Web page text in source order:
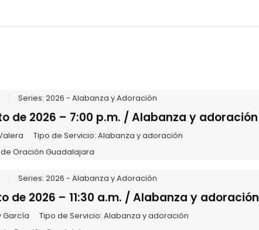
Series:2026 - Alabanza y Adoración
de 2026 – 7:00 p.m. / Alabanza y adoración
Tipo de Servicio:Alabanza y adoración
Oración Guadalajara
Series:2026 - Alabanza y Adoración
de 2026 – 11:30 a.m. / Alabanza y adoración
García Tipo de Servicio:Alabanza y adoración